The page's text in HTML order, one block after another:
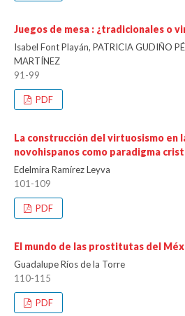
Juegos de mesa : ¿tradicionales o
Isabel Font Playán, PATRICIA GUDIÑO
MARTÍNEZ
91-99
PDF
La construcción del virtuosismo en
novohispanos como paradigma
Edelmira Ramírez Leyva
101-109
PDF
El mundo de las prostitutas del
Guadalupe Ríos de la Torre
110-115
PDF